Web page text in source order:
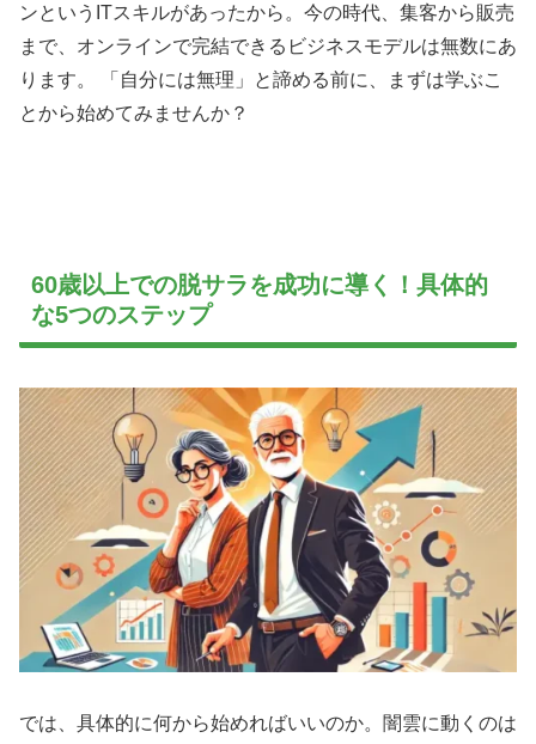
ンというITスキルがあったから。今の時代、集客から販売
まで、オンラインで完結できるビジネスモデルは無数にあ
ります。 「自分には無理」と諦める前に、まずは学ぶこ
とから始めてみませんか？
60歳以上での脱サラを成功に導く！具体的
な5つのステップ
では、具体的に何から始めればいいのか。闇雲に動くのは